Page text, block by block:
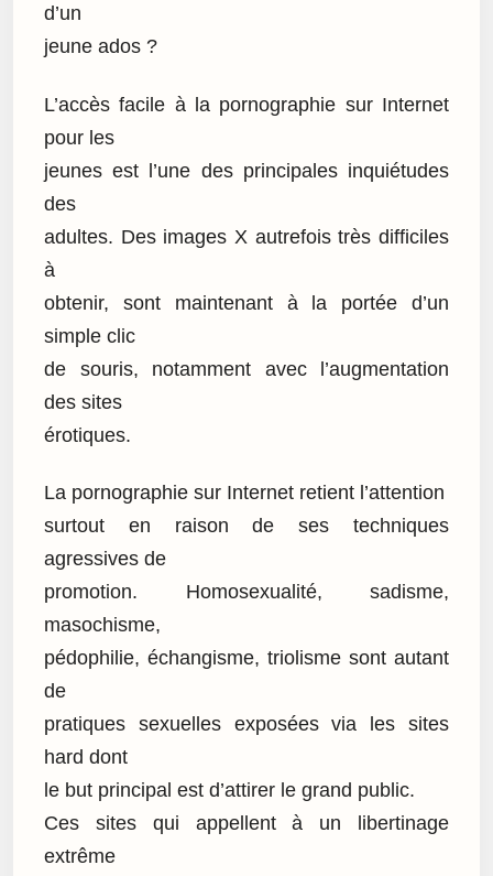
d’un
jeune ados ?
L’accès facile à la pornographie sur Internet
pour les
jeunes est l’une des principales inquiétudes
des
adultes. Des images X autrefois très difficiles
à
obtenir, sont maintenant à la portée d’un
simple clic
de souris, notamment avec l’augmentation
des sites
érotiques.
La pornographie sur Internet retient l’attention
surtout en raison de ses techniques
agressives de
promotion. Homosexualité, sadisme,
masochisme,
pédophilie, échangisme, triolisme sont autant
de
pratiques sexuelles exposées via les sites
hard dont
le but principal est d’attirer le grand public.
Ces sites qui appellent à un libertinage
extrême